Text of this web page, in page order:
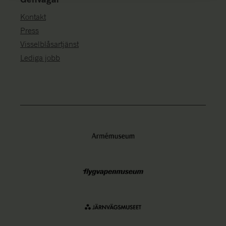
Kontakt
Press
Visselblåsartjänst
Lediga jobb